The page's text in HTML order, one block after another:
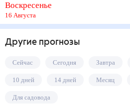
Воскресенье
16 Августа
Другие прогнозы
Сейчас Сегодня Завтра
10 дней 14 дней Месяц
Для садовода